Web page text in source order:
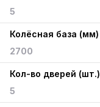
5
Колёсная база (мм)
2700
Кол-во дверей (шт.)
5